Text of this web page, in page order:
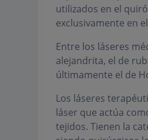
utilizados en el
exclusivamente en
Entre los láseres
alejandrita, el de
últimamente el de
Los láseres
láser que actúa
tejidos. Tienen la